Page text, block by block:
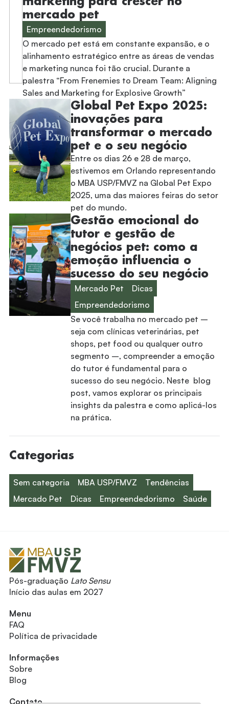
mercado pet
Empreendedorismo
O mercado pet está em constante expansão, e o
alinhamento estratégico entre as áreas de vendas
e marketing nunca foi tão crucial. Durante a
palestra “From Frenemies to Dream Team: Aligning
Sales and Marketing for Explosive Growth”
Global Pet Expo 2025:
inovações para
transformar o mercado
pet e o seu negócio
Entre os dias 26 e 28 de março,
estivemos em Orlando representando
o MBA USP/FMVZ na Global Pet Expo
2025, uma das maiores feiras do setor
pet do mundo.
Gestão emocional do
tutor e gestão de
negócios pet: como a
emoção influencia o
sucesso do seu negócio
Mercado Pet
Dicas
Empreendedorismo
Se você trabalha no mercado pet –
seja com clínicas veterinárias, pet
shops, pet food ou qualquer outro
segmento –, compreender a emoção
do tutor é fundamental para o
sucesso do seu negócio. Neste blog
post, vamos explorar os principais
insights da palestra e como aplicá-los
na prática.
Categorias
Sem categoria MBA USP/FMVZ
Tendências
Mercado Pet
Dicas Empreendedorismo Saúde
Pós-graduação Lato Sensu
Início das aulas em 2027
Menu
FAQ
Política de privacidade
Informações
Sobre
Blog
Contato